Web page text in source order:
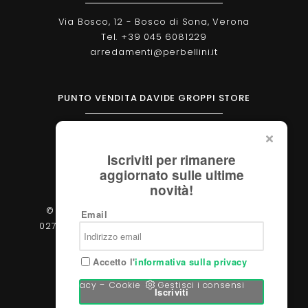
Via Bosco, 12 - Bosco di Sona, Verona
Tel. +39 045 6081229
arredamenti@perbellini.it
PUNTO VENDITA DAVIDE GROPPI STORE
verona@davidegroppi.store
© 2026 - Perbellini Arredamenti S.r.l. - P.IVA
02783400233 - Via Verdi, 31/A - 37060, Castel
d'Azzano (Verona)
Privacy-Cookie Gestisci i consensi
Iscriviti per rimanere
aggiornato sulle ultime
novità!
Email
Accetto l'informativa sulla privacy
Iscriviti